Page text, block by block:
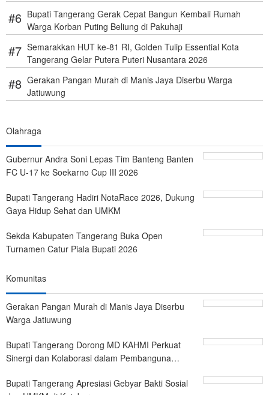
Bupati Tangerang Gerak Cepat Bangun Kembali Rumah
Warga Korban Puting Beliung di Pakuhaji
Semarakkan HUT ke-81 RI, Golden Tulip Essential Kota
Tangerang Gelar Putera Puteri Nusantara 2026
Gerakan Pangan Murah di Manis Jaya Diserbu Warga
Jatiuwung
Olahraga
Gubernur Andra Soni Lepas Tim Banteng Banten
FC U-17 ke Soekarno Cup III 2026
Bupati Tangerang Hadiri NotaRace 2026, Dukung
Gaya Hidup Sehat dan UMKM
Sekda Kabupaten Tangerang Buka Open
Turnamen Catur Piala Bupati 2026
Komunitas
Gerakan Pangan Murah di Manis Jaya Diserbu
Warga Jatiuwung
Bupati Tangerang Dorong MD KAHMI Perkuat
Sinergi dan Kolaborasi dalam Pembanguna…
Bupati Tangerang Apresiasi Gebyar Bakti Sosial